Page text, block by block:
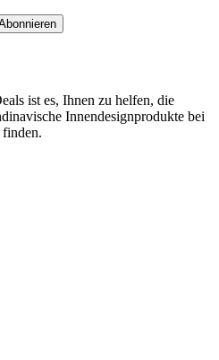
ist es, Ihnen zu helfen, die
Innendesignprodukte bei